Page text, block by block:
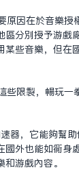
原因在于音乐授
区分别授予游戏
某些音乐，但在
些限制，畅玩一
器，它能够帮
国外也能如同身
游戏内容。